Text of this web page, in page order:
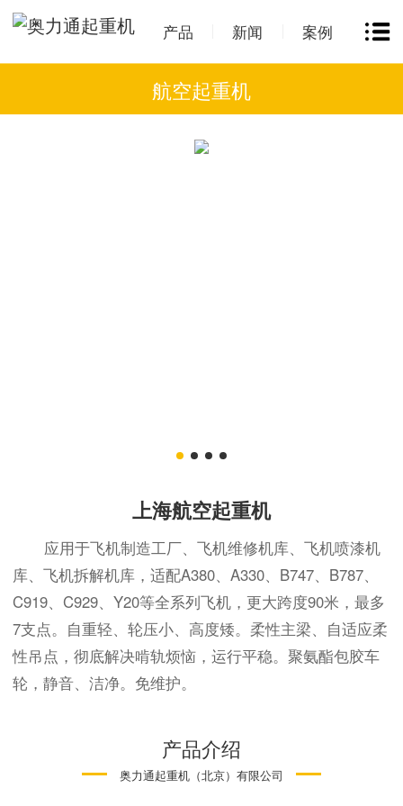
产品 新闻 案例
航空起重机
上海航空起重机
应用于飞机制造工厂、飞机维修机库、飞机喷漆机
库、飞机拆解机库，适配A380、A330、B747、B787、
C919、C929、Y20等全系列飞机，更大跨度90米，最多
7支点。自重轻、轮压小、高度矮。柔性主梁、自适应柔
性吊点，彻底解决啃轨烦恼，运行平稳。聚氨酯包胶车
轮，静音、洁净。免维护。
产品介绍
奥力通起重机（北京）有限公司